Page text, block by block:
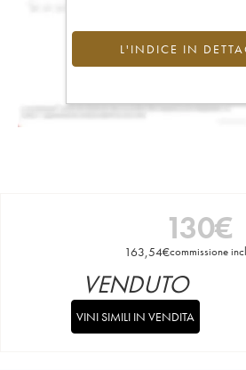
L'INDICE IN
130€
163,54€commissione
VENDUTO
VINI SIMILI IN VENDITA